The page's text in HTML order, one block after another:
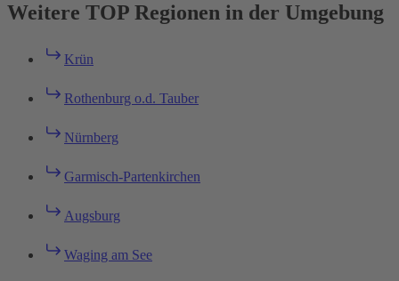
Weitere TOP Regionen in der Umgebung
Krün
Rothenburg o.d. Tauber
Nürnberg
Garmisch-Partenkirchen
Augsburg
Waging am See